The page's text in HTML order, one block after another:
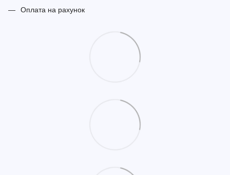
Оплата на рахунок